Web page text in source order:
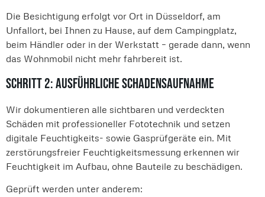
Die Besichtigung erfolgt vor Ort in Düsseldorf, am
Unfallort, bei Ihnen zu Hause, auf dem Campingplatz,
beim Händler oder in der Werkstatt – gerade dann, wenn
das Wohnmobil nicht mehr fahrbereit ist.
Schritt 2: Ausführliche Schadensaufnahme
Wir dokumentieren alle sichtbaren und verdeckten
Schäden mit professioneller Fototechnik und setzen
digitale Feuchtigkeits- sowie Gasprüfgeräte ein. Mit
zerstörungsfreier Feuchtigkeitsmessung erkennen wir
Feuchtigkeit im Aufbau, ohne Bauteile zu beschädigen.
Geprüft werden unter anderem: